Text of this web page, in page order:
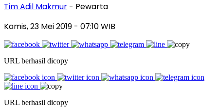
Tim Adil Makmur - Pewarta
Kamis, 23 Mei 2019 - 07:10 WIB
URL berhasil dicopy
URL berhasil dicopy